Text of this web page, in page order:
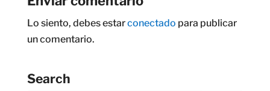
Lo siento, debes estarconectado para publicar
un comentario.
Search